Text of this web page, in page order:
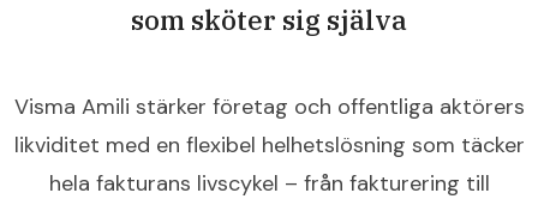
som sköter sig själva
Visma Amili stärker företag och offentliga aktörers
likviditet med en flexibel helhetslösning som täcker
hela fakturans livscykel – från fakturering till